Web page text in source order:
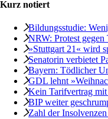
Kurz notiert
Bildungsstudie:
NRW: Protest
»Stuttgart 21« wird
Senatorin verbietet
Bayern: Tödlicher
GDL lehnt
Kein Tarifvertrag
BIP weiter
Zahl der